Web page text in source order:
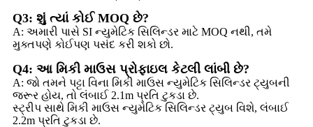
Q3: શું ત્યાં કોઈ MOQ છે?
A: અમારી પાસે SI ન્યુમેટિક સિલિન્ડર માટે MOQ નથી, તમે
મુક્તપણે કોઈપણ પસંદ કરી શકો છો.
Q4: આ મિકી માઉસ પ્રોફાઇલ કેટલી લાંબી છે?
A: જો તમને પટ્ટા વિના મિકી માઉસ ન્યુમેટિક સિલિન્ડર ટ્યુબની
જરૂર હોય, તો લંબાઈ 2.1m પ્રતિ ટુકડા છે.
સ્ટ્રીપ સાથે મિકી માઉસ ન્યુમેટિક સિલિન્ડર ટ્યુબ વિશે, લંબાઈ
2.2m પ્રતિ ટુકડા છે.